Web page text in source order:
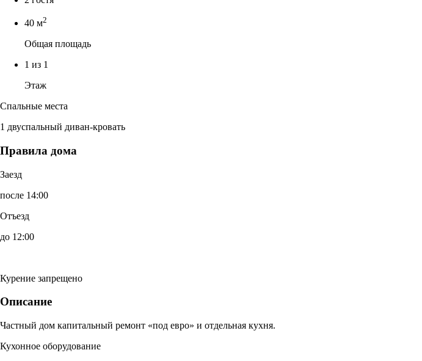
40 м2
Общая площадь
1 из 1
Этаж
Спальные места
1 двуспальный диван-кровать
Правила дома
Заезд
после 14:00
Отъезд
до 12:00
Курение запрещено
Описание
Частный дом капитальный ремонт «под евро» и отдельная кухня.
Кухонное оборудование